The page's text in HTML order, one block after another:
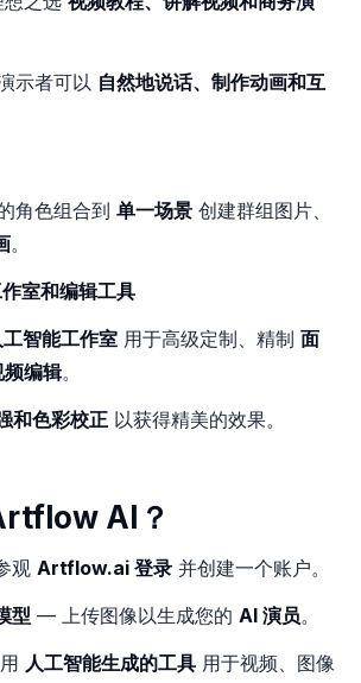
示者可以 自然地说话、制作动画和互
角色组合到 单一场景 创建群组图片、
。
室和编辑工具
智能工作室 用于高级定制、精制 面
编辑。
和色彩校正 以获得精美的效果。
AI？
观 Artflow.ai 登录 并创建一个账户。
型 — 上传图像以生成您的 AI 演员。
人工智能生成的工具 用于视频、图像